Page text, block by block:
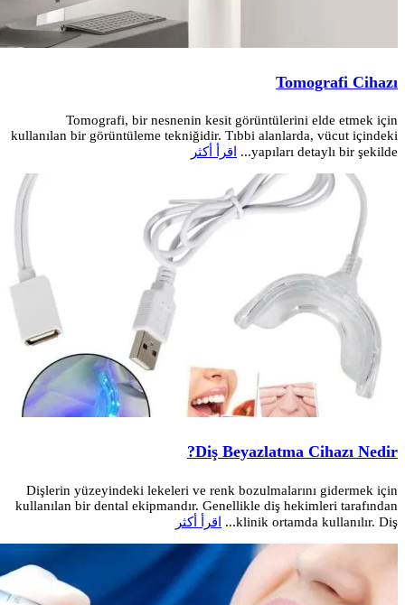
Tomografi Cihazı
Tomografi, bir nesnenin kesit görüntülerini elde etmek için
kullanılan bir görüntüleme tekniğidir. Tıbbi alanlarda, vücut içindeki
yapıları detaylı bir şekilde...
اقرأ أكثر
Diş Beyazlatma Cihazı Nedir?
Dişlerin yüzeyindeki lekeleri ve renk bozulmalarını gidermek için
kullanılan bir dental ekipmandır. Genellikle diş hekimleri tarafından
klinik ortamda kullanılır. Diş...
اقرأ أكثر